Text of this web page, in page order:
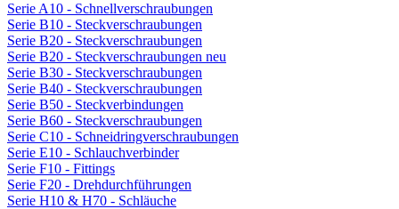
Serie A10 - Schnellverschraubungen
Serie B10 - Steckverschraubungen
Serie B20 - Steckverschraubungen
Serie B20 - Steckverschraubungen neu
Serie B30 - Steckverschraubungen
Serie B40 - Steckverschraubungen
Serie B50 - Steckverbindungen
Serie B60 - Steckverschraubungen
Serie C10 - Schneidringverschraubungen
Serie E10 - Schlauchverbinder
Serie F10 - Fittings
Serie F20 - Drehdurchführungen
Serie H10 & H70 - Schläuche